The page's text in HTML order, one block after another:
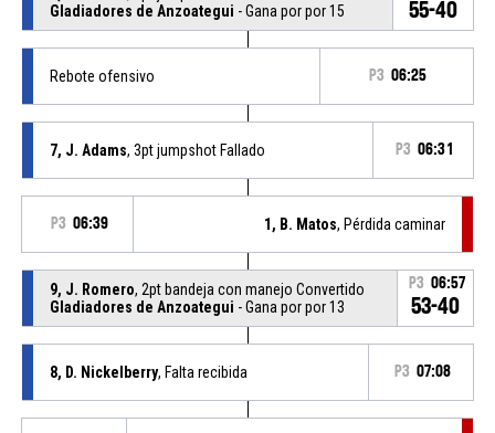
Gladiadores de Anzoategui - Gana por por 15 55-40
Rebote ofensivo P3 06:25
7, J. Adams, 3pt jumpshot Fallado P3 06:31
P3 06:39 1, B. Matos, Pérdida caminar
9, J. Romero, 2pt bandeja con manejo Convertido
Gladiadores de Anzoategui - Gana por por 13
P3 06:57
53-40
8, D. Nickelberry, Falta recibida P3 07:08